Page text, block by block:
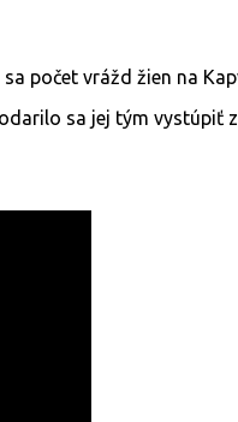
počet vrážd žien na
sa jej tým vystúpiť